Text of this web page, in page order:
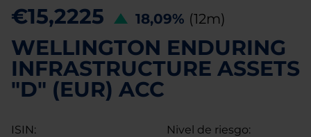
€15,2225 18,09% (12m)
WELLINGTON ENDURING
INFRASTRUCTURE ASSETS
"D" (EUR) ACC
ISIN: Nivel de riesgo: